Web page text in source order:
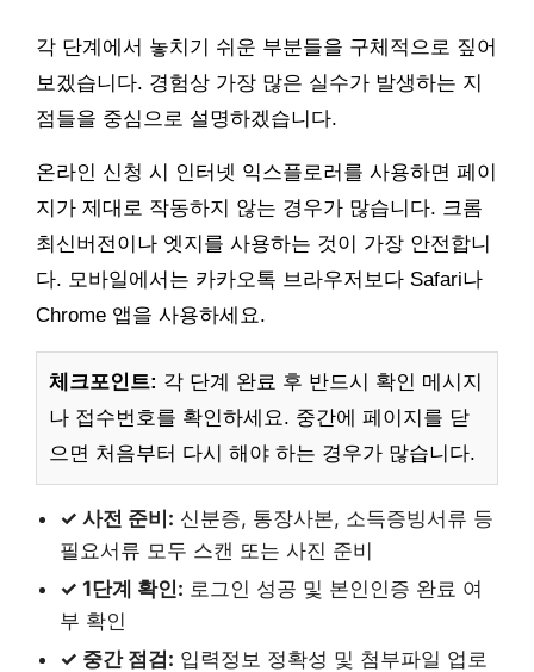
각 단계에서 놓치기 쉬운 부분들을 구체적으로 짚어
보겠습니다. 경험상 가장 많은 실수가 발생하는 지
점들을 중심으로 설명하겠습니다.
온라인 신청 시 인터넷 익스플로러를 사용하면 페이
지가 제대로 작동하지 않는 경우가 많습니다. 크롬
최신버전이나 엣지를 사용하는 것이 가장 안전합니
다. 모바일에서는 카카오톡 브라우저보다 Safari나
Chrome 앱을 사용하세요.
체크포인트: 각 단계 완료 후 반드시 확인 메시지
나 접수번호를 확인하세요. 중간에 페이지를 닫
으면 처음부터 다시 해야 하는 경우가 많습니다.
✓ 사전 준비: 신분증, 통장사본, 소득증빙서류 등
필요서류 모두 스캔 또는 사진 준비
✓ 1단계 확인: 로그인 성공 및 본인인증 완료 여
부 확인
✓ 중간 점검: 입력정보 정확성 및 첨부파일 업로